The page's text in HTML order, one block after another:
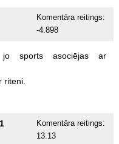
Komentāra reitings:
-4.898
jo sports asociējas
ar
riteni.
Komentāra reitings:
13.13